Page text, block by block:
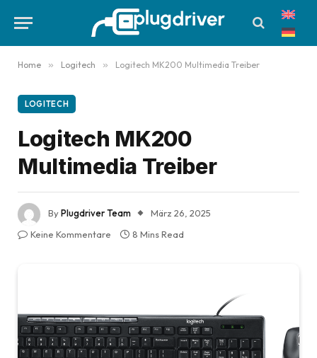
Home » Logitech » Logitech MK200 Multimedia Treiber
LOGITECH
Logitech MK200
Multimedia Treiber
ByPlugdriver Team
März 26, 2025
Keine Kommentare
8 Mins Read